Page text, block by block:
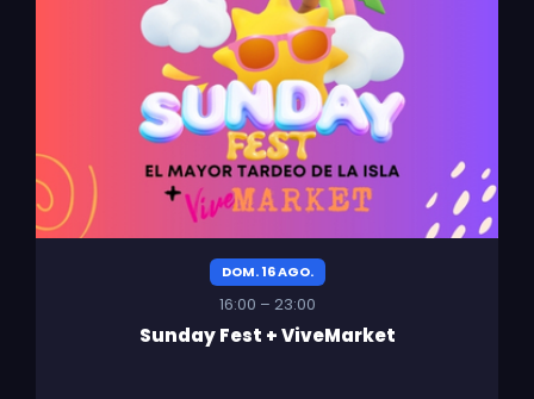
DOM. 16 AGO.
16:00 – 23:00
Sunday Fest + ViveMarket